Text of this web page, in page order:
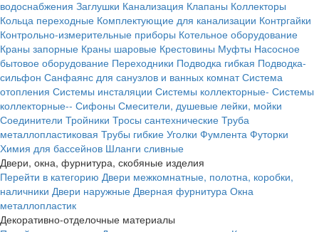
водоснабжения Заглушки Канализация Клапаны Коллекторы
Кольца переходные Комплектующие для канализации Контргайки
Контрольно-измерительные приборы Котельное оборудование
Краны запорные Краны шаровые Крестовины Муфты Насосное
бытовое оборудование Переходники Подводка гибкая Подводка-
сильфон Санфаянс для санузлов и ванных комнат Система
отопления Системы инсталяции Системы коллекторные- Системы
коллекторные-- Сифоны Смесители, душевые лейки, мойки
Соединители Тройники Тросы сантехнические Труба
металлопластиковая Трубы гибкие Уголки Фумлента Футорки
Химия для бассейнов Шланги сливные
Двери, окна, фурнитура, скобяные изделия
Перейти в категорию Двери межкомнатные, полотна, коробки,
наличники Двери наружные Дверная фурнитура Окна
металлопластик
Декоративно-отделочные материалы